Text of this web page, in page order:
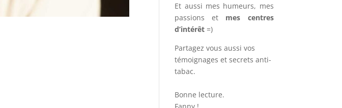
Et aussi mes humeurs, mes
passions et mes centres
d’intérêt =)
Partagez vous aussi vos
témoignages et secrets anti-
tabac.
Bonne lecture.